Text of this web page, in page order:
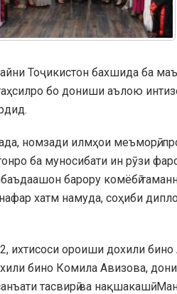
Тоҷикистон бахшида ба
бо дониши аълою
номзади илмҳои меъморӣ,
ба муносибати ин рӯзи
барору комёбӣ
хатм намуда, соҳиби
ихтисоси ороиши дохили
бино Комила Авизова,
тасвирӣ ва нақшакашӣ